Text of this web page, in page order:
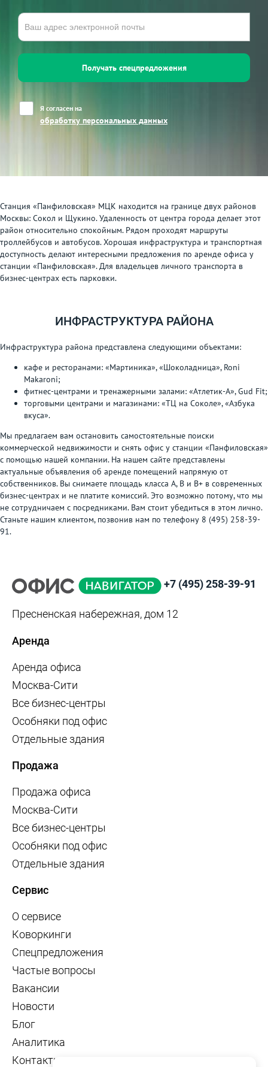
Получать спецпредложения
Я согласен на
обработку персональных данных
Станция «Панфиловская» МЦК находится на границе двух районов
Москвы: Сокол и Щукино. Удаленность от центра города делает этот
район относительно спокойным. Рядом проходят маршруты
троллейбусов и автобусов. Хорошая инфраструктура и транспортная
доступность делают интересными предложения по аренде офиса у
станции «Панфиловская». Для владельцев личного транспорта в
бизнес-центрах есть парковки.
ИНФРАСТРУКТУРА РАЙОНА
Инфраструктура района представлена следующими объектами:
кафе и ресторанами: «Мартиника», «Шоколадница», Roni
Makaroni;
фитнес-центрами и тренажерными залами: «Атлетик-А», Gud Fit;
торговыми центрами и магазинами: «ТЦ на Соколе», «Азбука
вкуса».
Мы предлагаем вам остановить самостоятельные поиски
коммерческой недвижимости и снять офис у станции «Панфиловская»
с помощью нашей компании. На нашем сайте представлены
актуальные объявления об аренде помещений напрямую от
собственников. Вы снимаете площадь класса А, В и В+ в современных
бизнес-центрах и не платите комиссий. Это возможно потому, что мы
не сотрудничаем с посредниками. Вам стоит убедиться в этом лично.
Станьте нашим клиентом, позвонив нам по телефону 8 (495) 258-39-
91.
+7 (495) 258-39-91
Пресненская набережная, дом 12
Аренда
Аренда офиса
Москва-Сити
Все бизнес-центры
Особняки под офис
Отдельные здания
Продажа
Продажа офиса
Москва-Сити
Все бизнес-центры
Особняки под офис
Отдельные здания
Сервис
О сервисе
Коворкинги
Спецпредложения
Частые вопросы
Вакансии
Новости
Блог
Аналитика
Контакты